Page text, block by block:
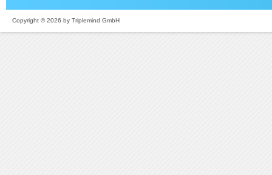
Copyright © 2026 by Triplemind GmbH